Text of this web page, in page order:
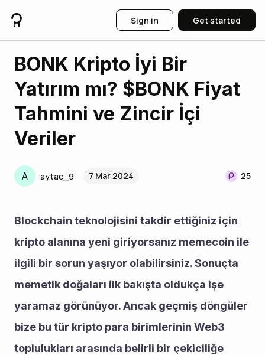
Sign in Get started
BONK Kripto İyi Bir
Yatırım mı? $BONK Fiyat
Tahmini ve Zincir İçi
Veriler
A aytac_9 7 Mar 2024 25
Blockchain teknolojisini takdir ettiğiniz için
kripto alanına yeni giriyorsanız memecoin ile
ilgili bir sorun yaşıyor olabilirsiniz. Sonuçta
memetik doğaları ilk bakışta oldukça işe
yaramaz görünüyor. Ancak geçmiş döngüler
bize bu tür kripto para birimlerinin Web3
toplulukları arasında belirli bir çekiciliğe